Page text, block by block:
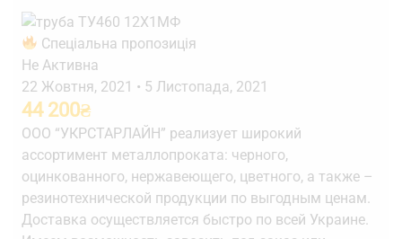
Спеціальна пропозиція
Не Активна
22 Жовтня, 2021 • 5 Листопада, 2021
44 200₴
ООО “УКРСТАРЛАЙН” реализует широкий
ассортимент металлопроката: черного,
оцинкованного, нержавеющего, цветного, а также –
резинотехнической продукции по выгодным ценам.
Доставка осуществляется быстро по всей Украине.